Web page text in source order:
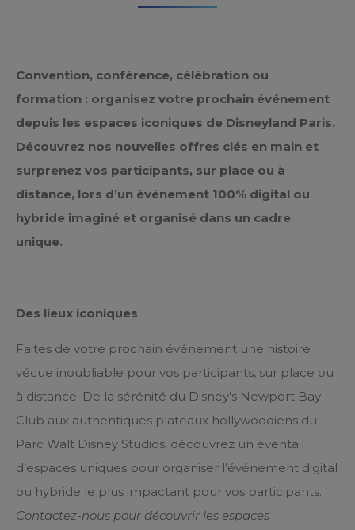
Convention, conférence, célébration ou
formation : organisez votre prochain événement
depuis les espaces iconiques de Disneyland Paris.
Découvrez nos nouvelles offres clés en main et
surprenez vos participants, sur place ou à
distance, lors d’un événement 100% digital ou
hybride imaginé et organisé dans un cadre
unique.
Des lieux iconiques
Faites de votre prochain événement une histoire
vécue inoubliable pour vos participants, sur place ou
à distance. De la sérénité du Disney’s Newport Bay
Club aux authentiques plateaux hollywoodiens du
Parc Walt Disney Studios, découvrez un éventail
d’espaces uniques pour organiser l’événement digital
ou hybride le plus impactant pour vos participants.
Contactez-nous pour découvrir les espaces